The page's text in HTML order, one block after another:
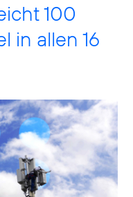
100
in allen 16